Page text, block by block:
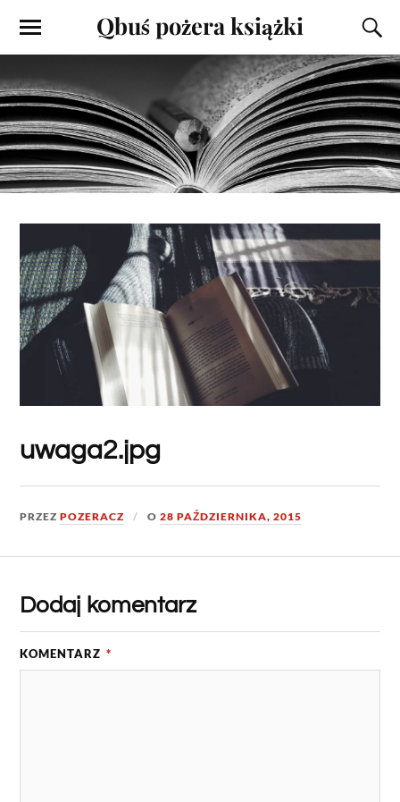
Qbuś pożera książki
uwaga2.jpg
PRZEZPOZERACZ O28 PAŹDZIERNIKA, 2015
Dodaj komentarz
KOMENTARZ *